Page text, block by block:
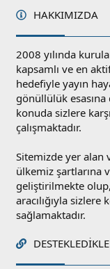
HAKKIMIZDA
2008 yılında
kapsamlı ve en
hedefiyle yayın
gönüllülük esasına
konuda sizlere
çalışmaktadır.
Sitemizde yer alan
ülkemiz şartlarına
geliştirilmekte
aracılığıyla
sağlamaktadır.